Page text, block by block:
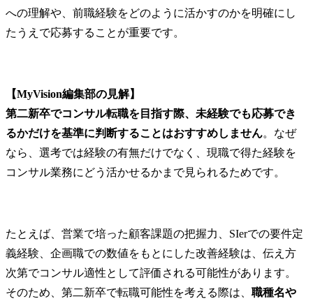
への理解や、前職経験をどのように活かすのかを明確にし
たうえで応募することが重要です。
【MyVision編集部の見解】
第二新卒でコンサル転職を目指す際、未経験でも応募でき
るかだけを基準に判断することはおすすめしません。なぜ
なら、選考では経験の有無だけでなく、現職で得た経験を
コンサル業務にどう活かせるかまで見られるためです。
たとえば、営業で培った顧客課題の把握力、SIerでの要件定
義経験、企画職での数値をもとにした改善経験は、伝え方
次第でコンサル適性として評価される可能性があります。
そのため、第二新卒で転職可能性を考える際は、 職種名や